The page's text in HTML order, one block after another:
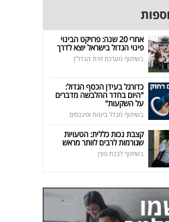
אחרי 20 שנה: פרויקט הבינוי
פינוי הגדול בישראל יוצא לדרך
בשיתוף מערכת זירת הנדל"ן
כדורגל בעידן הכסף הגדול:
"היום בחדר ההלבשה מדברים
על השקעות"
בשיתוף מגדל ביטוח ופיננסים
קצבת נכות כללית: הטעויות
שגורמות לרבים לוותר מראש
בשיתוף לבנת פורן